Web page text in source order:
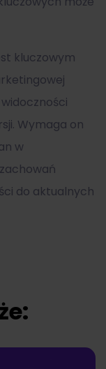
kluczowym
Wymaga on
w
do aktualnych